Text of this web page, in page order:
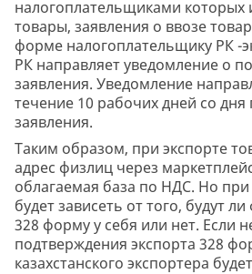
налогоплательщиками
товары, заявления о ввозе
форме налогоплательщику РК -
РК направляет уведомление о
заявления. Уведомление
течение 10 рабочих дней со дня
заявления.
Таким образом, при экспорте
адрес физлиц через
облагаемая база по НДС. Но
будет зависеть от того, будут
328 форму у себя или нет. Если
подтверждения экспорта 328
казахстанского экспортера